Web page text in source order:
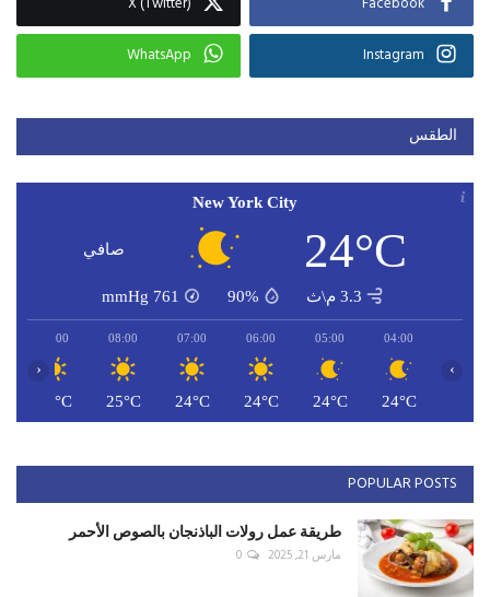
Instagram
WhatsApp
الطقس
New York City
24°C صافي
3.3 م\ث 90%
761
mmHg
04:00
24°C
05:00
24°C
06:00
24°C
07:00
24°C
08:00
25°C
09:00
27°C
‹ ›
POPULAR POSTS
طريقة عمل رولات الباذنجان بالصوص الأحمر
مارس 21, 2025 0